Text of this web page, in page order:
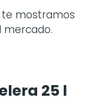
mostramos
mercado.
25 l